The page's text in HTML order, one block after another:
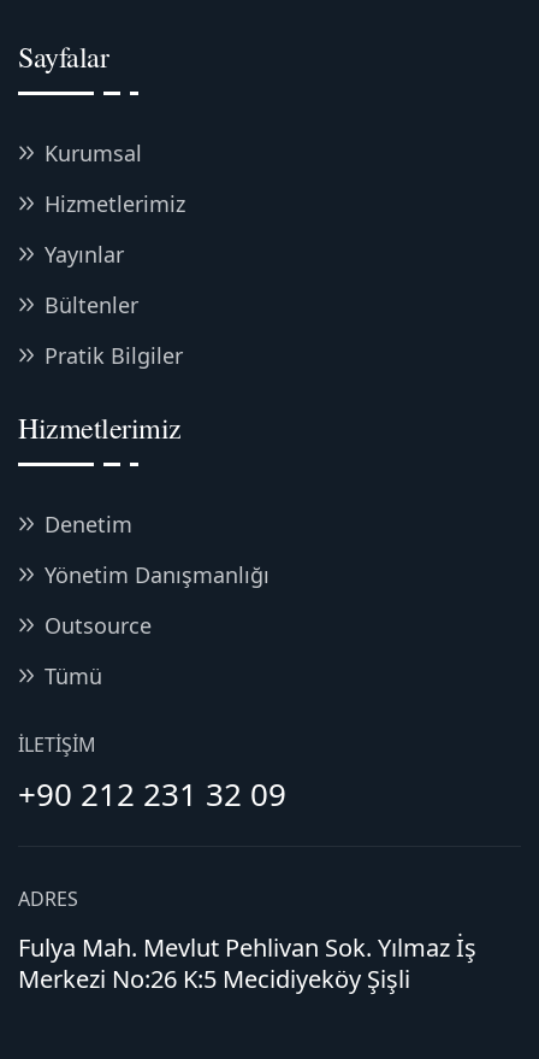
Sayfalar
Kurumsal
Hizmetlerimiz
Yayınlar
Bültenler
Pratik Bilgiler
Hizmetlerimiz
Denetim
Yönetim Danışmanlığı
Outsource
Tümü
İLETIŞIM
+90 212 231 32 09
ADRES
Fulya Mah. Mevlut Pehlivan Sok. Yılmaz İş
Merkezi No:26 K:5 Mecidiyeköy Şişli